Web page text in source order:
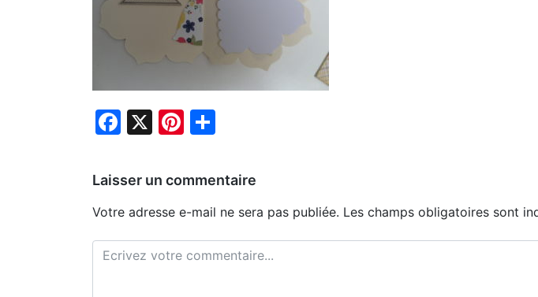
Facebook
X Pinterest
Laisser un commentaire
Votre adresse e-mail ne sera pas publiée. Les champs obligatoires sont